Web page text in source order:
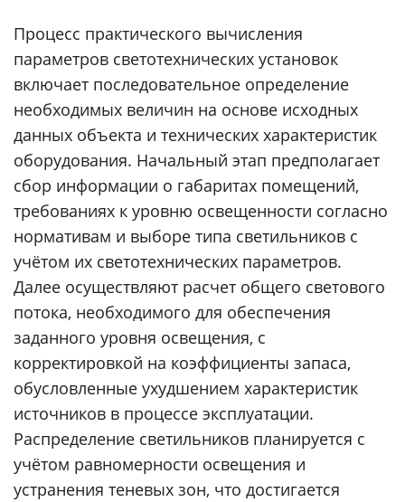
Процесс практического вычисления
параметров светотехнических установок
включает последовательное определение
необходимых величин на основе исходных
данных объекта и технических характеристик
оборудования. Начальный этап предполагает
сбор информации о габаритах помещений,
требованиях к уровню освещенности согласно
нормативам и выборе типа светильников с
учётом их светотехнических параметров.
Далее осуществляют расчет общего светового
потока, необходимого для обеспечения
заданного уровня освещения, с
корректировкой на коэффициенты запаса,
обусловленные ухудшением характеристик
источников в процессе эксплуатации.
Распределение светильников планируется с
учётом равномерности освещения и
устранения теневых зон, что достигается